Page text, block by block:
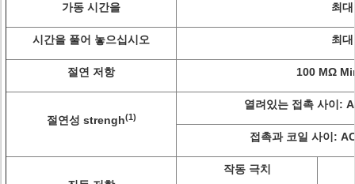
가동 시간을 최
시간을 풀어 놓으십시오 최
절연 저항 100 MΩ
절연성 strengh(1)
열려있는 접촉 사이:
접촉과 코일 사이:
작동 극치